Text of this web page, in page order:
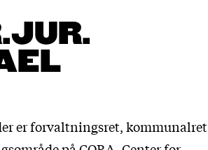
er forvaltningsret, kommunalret